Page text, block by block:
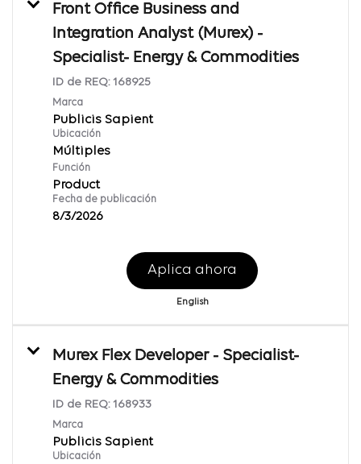
Front Office Business and
Integration Analyst (Murex) -
Specialist- Energy & Commodities
ID de REQ: 168925
Marca
Publicis Sapient
Ubicación
Múltiples
Función
Product
Fecha de publicación
8/3/2026
Aplica ahora
English
Murex Flex Developer - Specialist-
Energy & Commodities
ID de REQ: 168933
Marca
Publicis Sapient
Ubicación